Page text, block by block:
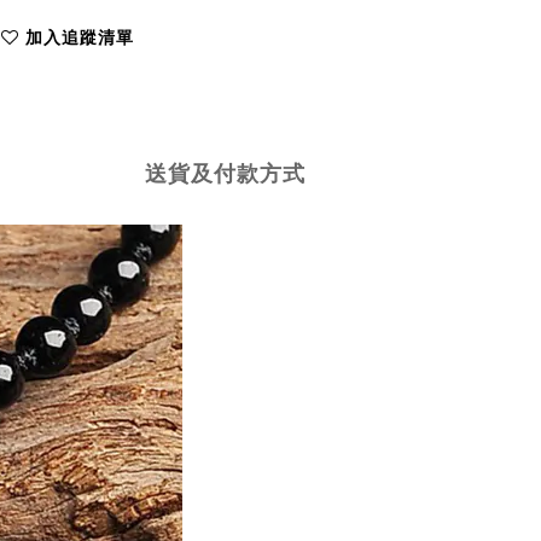
加入追蹤清單
送貨及付款方式